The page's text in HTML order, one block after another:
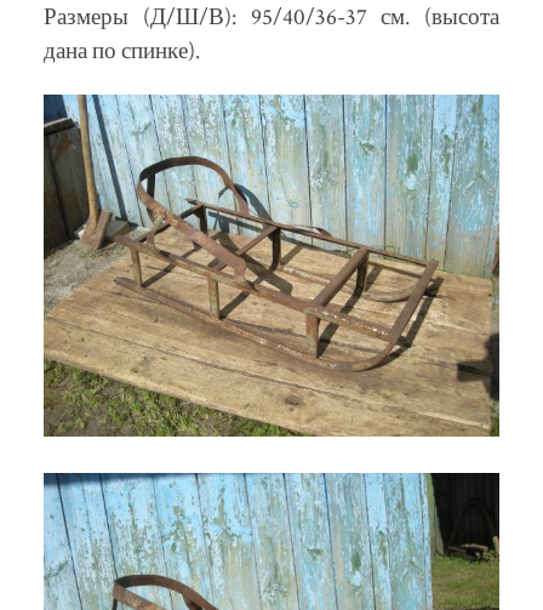
Размеры (Д/Ш/В): 95/40/36-37 см. (высота
дана по спинке).